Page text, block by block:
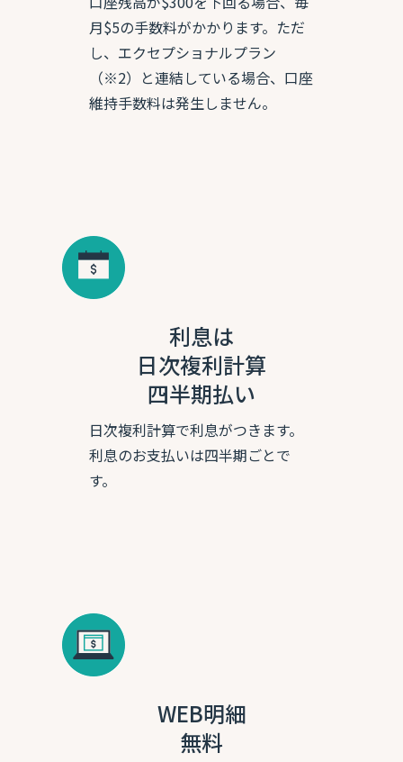
月$5の手数料がかかります。ただ
し、エクセプショナルプラン
（※2）と連結している場合、口座
維持手数料は発生しません。
利息は
日次複利計算
四半期払い
日次複利計算で利息がつきます。
利息のお支払いは四半期ごとで
す。
WEB明細
無料